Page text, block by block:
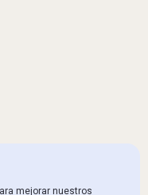
mejorar nuestros